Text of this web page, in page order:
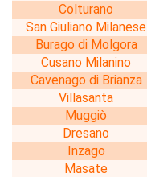
Colturano
San Giuliano Milanese
Burago di Molgora
Cusano Milanino
Cavenago di Brianza
Villasanta
Muggiò
Dresano
Inzago
Masate